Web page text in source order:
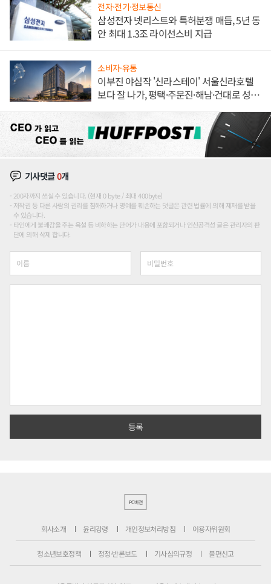
전자·전기·정보통신
삼성전자 넷리스트와 특허분쟁 매듭, 5년 동
안 최대 1.3조 라이선스비 지급
소비자·유통
이부진 야심작 '신라스테이' 서울신라호텔
보다 잘 나가, 평택·주문진·해남·건대로 성
기사댓글0개
200자까지 쓰실 수 있습니다. (현재 0 byte / 최대 400byte)
저작권 등 다른 사람의 권리를 침해하거나 명예를 훼손하는 댓글은 관련 법률에 의해 제재를 받을
수 있습니다.
타인에게 불쾌감을 주는 욕설 등 비하하는 단어가 내용에 포함되거나 인신공격성 글은 관리자의 판
단에 의해 삭제 합니다.
PC버전
회사소개 윤리강령 개인정보처리방침 이용자위원회
청소년보호정책 정정·반론보도 기사심의규정 불편신고